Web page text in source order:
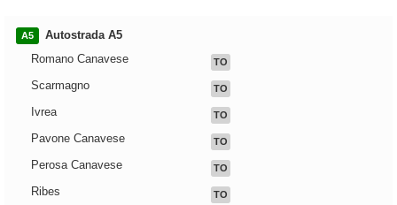
A5
Autostrada A5
Romano Canavese
TO
Scarmagno TO
Ivrea TO
Pavone Canavese TO
Perosa Canavese TO
Ribes TO